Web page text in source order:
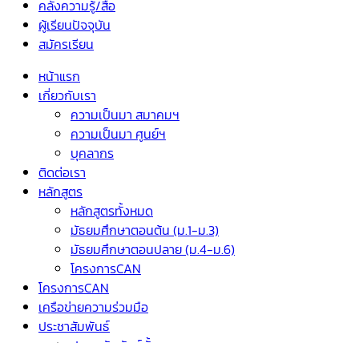
คลังความรู้/สื่อ
ผู้เรียนปัจจุบัน
สมัครเรียน
หน้าแรก
เกี่ยวกับเรา
ความเป็นมา สมาคมฯ
ความเป็นมา ศูนย์ฯ
บุคลากร
ติดต่อเรา
หลักสูตร
หลักสูตรทั้งหมด
มัธยมศึกษาตอนต้น (ม.1-ม.3)
มัธยมศึกษาตอนปลาย (ม.4-ม.6)
โครงการCAN
โครงการCAN
เครือข่ายความร่วมมือ
ประชาสัมพันธ์